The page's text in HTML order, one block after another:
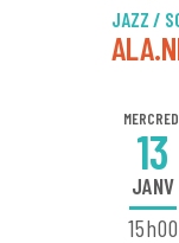
JAZZ /
13
JANV
15h00